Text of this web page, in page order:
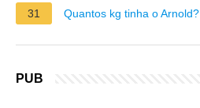
31 Quantos kg tinha o Arnold?
PUB